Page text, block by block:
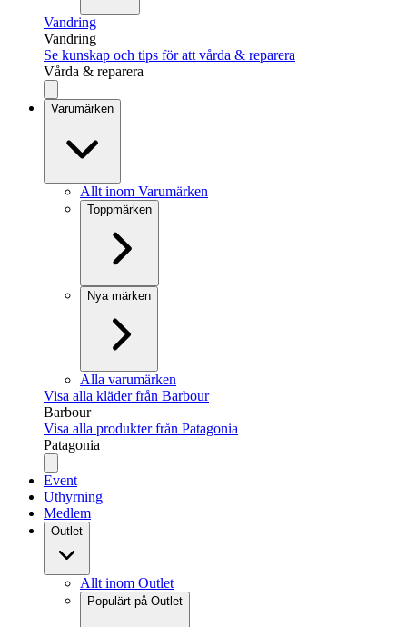
Vandring
Vandring
Se kunskap och tips för att vårda & reparera
Vårda & reparera
Varumärken
Allt inom Varumärken
Toppmärken
Nya märken
Alla varumärken
Visa alla kläder från Barbour
Barbour
Visa alla produkter från Patagonia
Patagonia
Event
Uthyrning
Medlem
Outlet
Allt inom Outlet
Populärt på Outlet